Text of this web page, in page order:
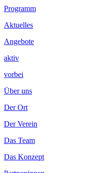
Footer
Inhalt
Programm
Aktuelles
Angebote
aktiv
vorbei
Über uns
Der Ort
Der Verein
Das Team
Das Konzept